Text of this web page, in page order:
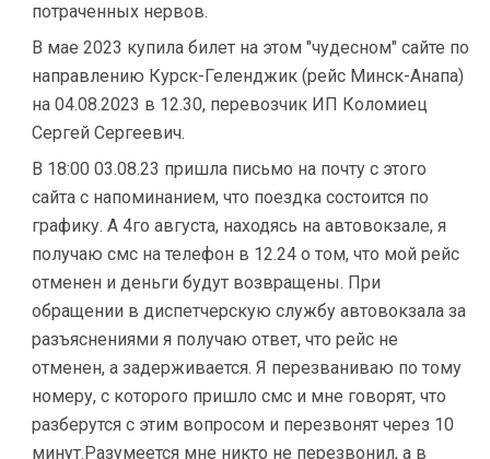
потраченных нервов.
В мае 2023 купила билет на этом "чудесном" сайте по
направлению Курск-Геленджик (рейс Минск-Анапа)
на 04.08.2023 в 12.30, перевозчик ИП Коломиец
Сергей Сергеевич.
В 18:00 03.08.23 пришла письмо на почту с этого
сайта с напоминанием, что поездка состоится по
графику. А 4го августа, находясь на автовокзале, я
получаю смс на телефон в 12.24 о том, что мой рейс
отменен и деньги будут возвращены. При
обращении в диспетчерскую службу автовокзала за
разъяснениями я получаю ответ, что рейс не
отменен, а задерживается. Я перезваниваю по тому
номеру, с которого пришло смс и мне говорят, что
разберутся с этим вопросом и перезвонят через 10
минут.Разумеется мне никто не перезвонил, а в